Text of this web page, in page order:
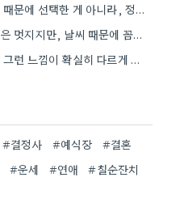
숲속 공간은 사진 때문에 선택한 게 아니라, 정말 자연을 제대로 활용한 점이 인상 깊었어요. 날씨…
숲속 공간은 사진은 멋지지만, 날씨 때문에 꼼꼼하게 비상 계획을 세워야 하는 점이 맞는 것 같아요.…
직접 방문했을 때 그런 느낌이 확실히 다르게 들 것 같아요. 전시회에서 보는 것과 실제 제품을…
#결정사 #예식장
#결혼
#운세 #연애
#칠순잔치